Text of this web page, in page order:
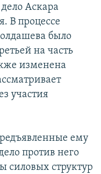
Аскара
В процессе
было
на часть
изменена
участия
ему
против него
силовых структур